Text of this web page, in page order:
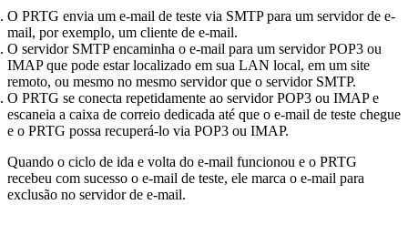
O PRTG envia um e-mail de teste via SMTP para um servidor de e-
mail, por exemplo, um cliente de e-mail.
O servidor SMTP encaminha o e-mail para um servidor POP3 ou
IMAP que pode estar localizado em sua LAN local, em um site
remoto, ou mesmo no mesmo servidor que o servidor SMTP.
O PRTG se conecta repetidamente ao servidor POP3 ou IMAP e
escaneia a caixa de correio dedicada até que o e-mail de teste chegue
e o PRTG possa recuperá-lo via POP3 ou IMAP.
Quando o ciclo de ida e volta do e-mail funcionou e o PRTG
recebeu com sucesso o e-mail de teste, ele marca o e-mail para
exclusão no servidor de e-mail.